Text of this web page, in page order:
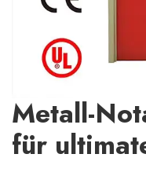
Metall-
für